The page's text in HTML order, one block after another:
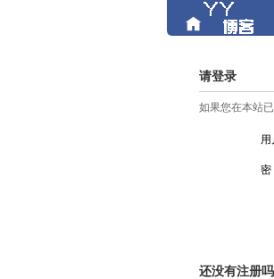
请登录
如果您在本站
用
还没有注册吗